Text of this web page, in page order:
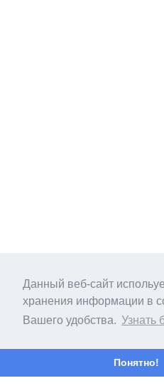
Данный веб-сайт
хранения информации в
Вашего удобства. Узнать
Понятно!